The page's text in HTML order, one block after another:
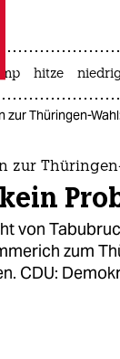
taz zahl ich
zahl ich
hitze
zur Thüringen-
zur
von
zum
CDU: